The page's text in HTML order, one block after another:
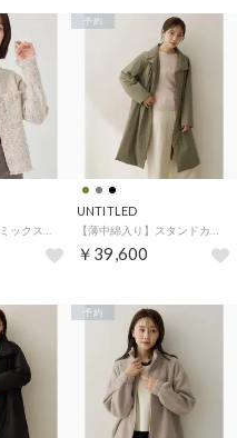
UNTITLED
￥39,600
予約
予約